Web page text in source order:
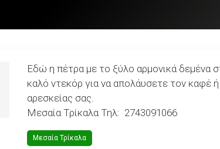
Εδώ η πέτρα με το ξύλο αρμονικά δεμένα
καλό ντεκόρ για να απολάυσετε τον καφέ
αρεσκείας σας.
Μεσαία Τρίκαλα Τηλ: 2743091066
Μεσαία Τρίκαλα